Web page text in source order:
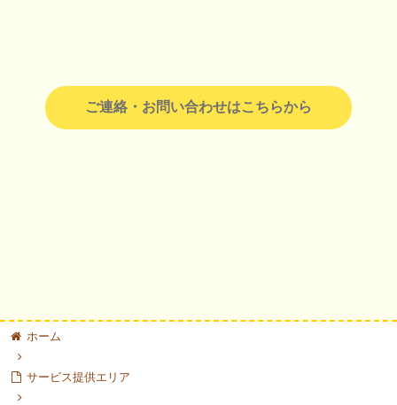
ご連絡・お問い合わせはこちらから
ホーム
サービス提供エリア